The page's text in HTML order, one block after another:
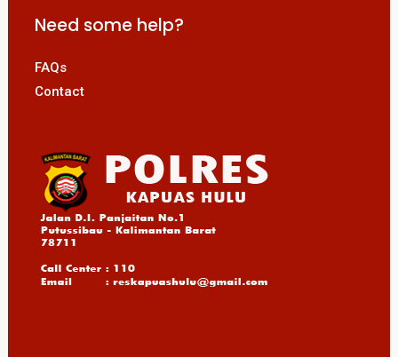
Need some help?
FAQs
Contact